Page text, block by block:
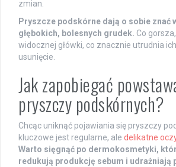
zmian.
Pryszcze podskórne dają o sobie znać
głębokich, bolesnych grudek. Co
widocznej główki, co znacznie utrudnia
usunięcie.
Jak zapobiegać
pryszczy podskórnych?
Chcąc uniknąć pojawiania się pryszczy
kluczowe jest regularne, ale delikatne
Warto sięgnąć po dermokosmetyki,
redukują produkcję sebum i udrażniają